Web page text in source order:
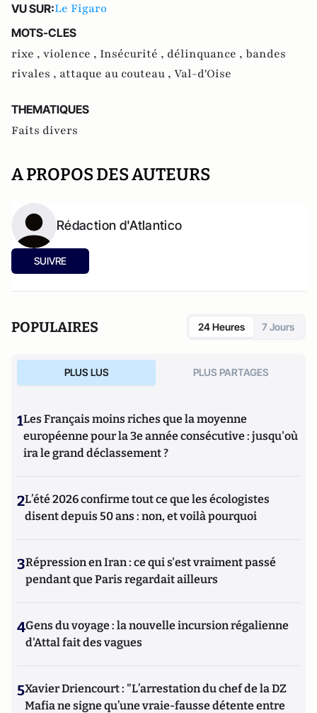
VU SUR:Le Figaro
MOTS-CLES
rixe , violence , Insécurité , délinquance , bandes
rivales , attaque au couteau , Val-d'Oise
THEMATIQUES
Faits divers
A PROPOS DES AUTEURS
Rédaction d'Atlantico
SUIVRE
POPULAIRES 24 Heures 7 Jours
PLUS LUS PLUS PARTAGES
1Les Français moins riches que la moyenne
européenne pour la 3e année consécutive : jusqu'où
ira le grand déclassement ?
2L’été 2026 confirme tout ce que les écologistes
disent depuis 50 ans : non, et voilà pourquoi
3Répression en Iran : ce qui s'est vraiment passé
pendant que Paris regardait ailleurs
4Gens du voyage : la nouvelle incursion régalienne
d'Attal fait des vagues
5Xavier Driencourt : "L’arrestation du chef de la DZ
Mafia ne signe qu’une vraie-fausse détente entre